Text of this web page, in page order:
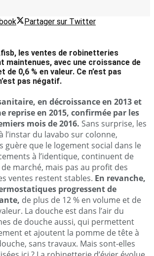
Partager sur Twitter
les ventes de robinetteries
maintenues, avec une croissance de
de 0,6 % en valeur. Ce n’est pas
pas négatif.
en décroissance en 2013 et
reprise en 2015, confirmée par les
mois de 2016. Sans surprise, les
l’instar du lavabo sur colonne,
guère que le logement social dans le
à l’identique, continuent de
marché, mais pas au profit des
ventes restent stables. En revanche,
progressent de
de plus de 12 % en volume et de
La douche est dans l’air du
de douche aussi, qui permettent
et ajoutent la pomme de tête à
sans travaux. Mais sont-elles